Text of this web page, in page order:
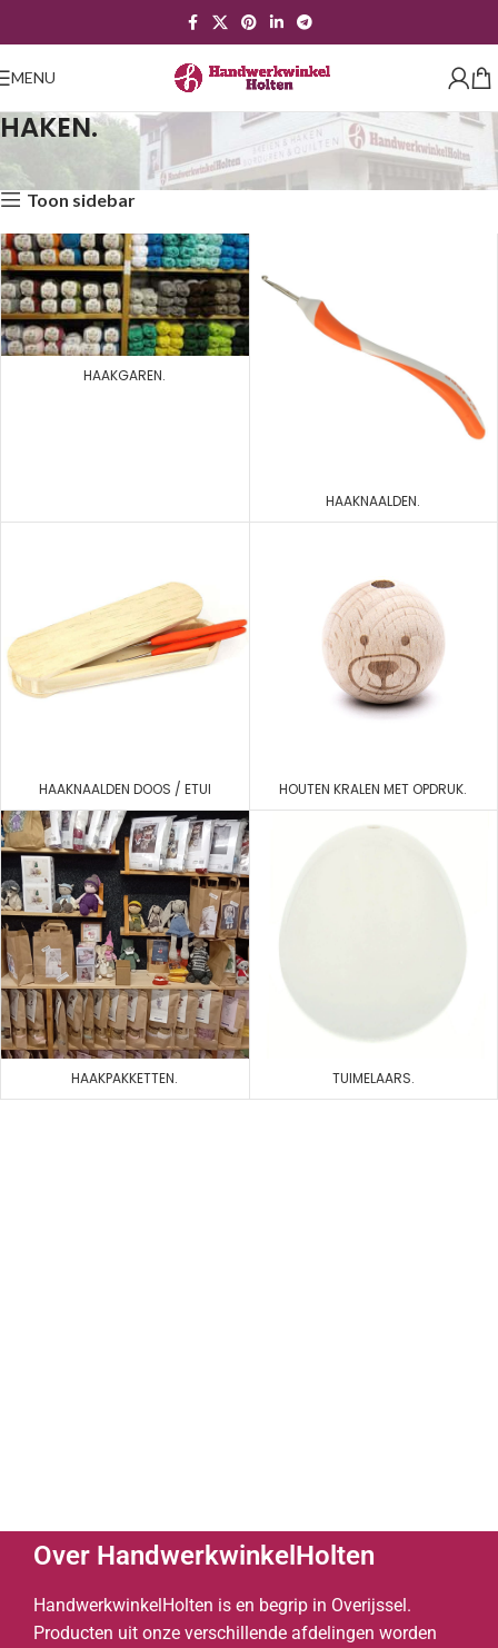
MENU
HAKEN.
Toon sidebar
HAAKGAREN.
HAAKNAALDEN.
HAAKNAALDEN DOOS / ETUI HOUTEN KRALEN MET OPDRUK.
HAAKPAKKETTEN. TUIMELAARS.
Over HandwerkwinkelHolten
HandwerkwinkelHolten is en begrip in Overijssel.
Producten uit onze verschillende afdelingen worden